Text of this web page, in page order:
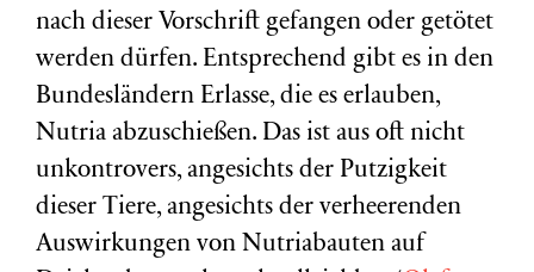
nach dieser Vorschrift gefangen oder getötet
werden dürfen. Entsprechend gibt es in den
Bundesländern Erlasse, die es erlauben,
Nutria abzuschießen. Das ist aus oft nicht
unkontrovers, angesichts der Putzigkeit
dieser Tiere, angesichts der verheerenden
Auswirkungen von Nutriabauten auf